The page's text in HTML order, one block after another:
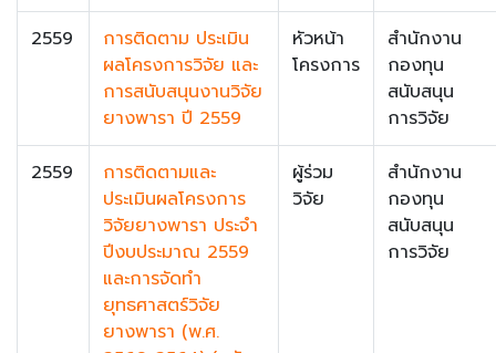
2559
การติดตาม ประเมิน
ผลโครงการวิจัย และ
การสนับสนุนงานวิจัย
ยางพารา ปี 2559
หัวหน้า
โครงการ
สำนักงาน
กองทุน
สนับสนุน
การวิจัย
2559
การติดตามและ
ประเมินผลโครงการ
วิจัยยางพารา ประจำ
ปีงบประมาณ 2559
และการจัดทำ
ยุทธศาสตร์วิจัย
ยางพารา (พ.ศ.
ผู้ร่วม
วิจัย
สำนักงาน
กองทุน
สนับสนุน
การวิจัย